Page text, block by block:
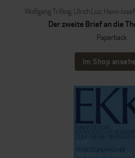
Wolfgang Trilling, Ulrich Luz, Hans-
Der zweite Brief an die
Paperback
Im Shop